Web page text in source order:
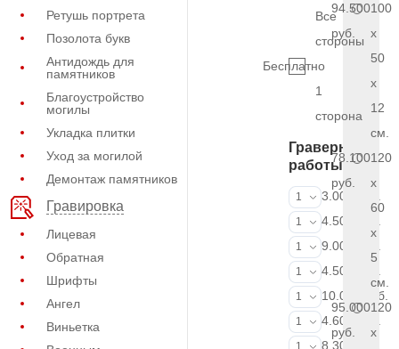
Ретушь портрета
Позолота букв
Антидождь для
памятников
Благоустройство
могилы
Укладка плитки
Уход за могилой
Демонтаж памятников
Гравировка
Лицевая
Обратная
Шрифты
Ангел
Виньетка
Все
стороны
Бесплатно
1
сторона
Граверные
работы
ФИО и даты
1
3.000 руб.
ФИО и даты
1
4.500 руб.
ФИО и даты
1
9.000 руб.
Портрет
1
4.500 руб.
Портрет
1
10.000 руб.
Фотокерамика
1
4.600 руб.
Фото на
1
8.300 руб.
94.500
руб.
100
x
50
x
12
см.
78.100
руб.
120
x
60
x
5
см.
95.000
руб.
120
x